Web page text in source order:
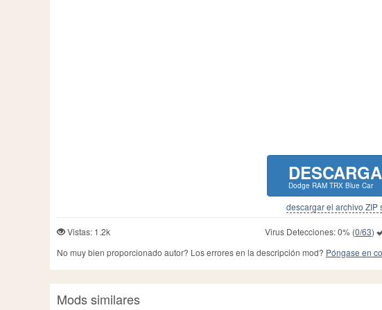
Dodge RAM TRX Blue Car
descargar el archivo ZIP
Vistas: 1.2k Virus Detecciones:0%(0/63)
No muy bien proporcionado autor? Los errores en la descripción mod? Póngase en
Mods similares